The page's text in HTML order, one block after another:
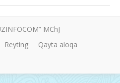
MChJ
Reyting Qayta aloqa